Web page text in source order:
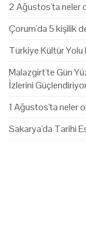
2 Ağustos'ta neler
Çorum'da 5 kişilik
Türkiye Kültür Yolu
Malazgirt'te Gün
İzlerini
1 Ağustos'ta neler
Sakarya'da Tarihi